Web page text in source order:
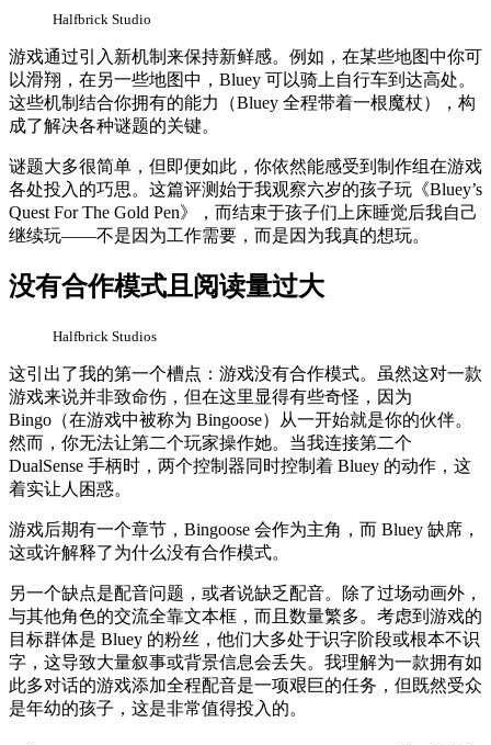
Halfbrick Studio
游戏通过引入新机制来保持新鲜感。例如，在某些地图中你可
以滑翔，在另一些地图中，Bluey 可以骑上自行车到达高处。
这些机制结合你拥有的能力（Bluey 全程带着一根魔杖），构
成了解决各种谜题的关键。
谜题大多很简单，但即便如此，你依然能感受到制作组在游戏
各处投入的巧思。这篇评测始于我观察六岁的孩子玩《Bluey’s
Quest For The Gold Pen》，而结束于孩子们上床睡觉后我自己
继续玩——不是因为工作需要，而是因为我真的想玩。
没有合作模式且阅读量过大
Halfbrick Studios
这引出了我的第一个槽点：游戏没有合作模式。虽然这对一款
游戏来说并非致命伤，但在这里显得有些奇怪，因为
Bingo（在游戏中被称为 Bingoose）从一开始就是你的伙伴。
然而，你无法让第二个玩家操作她。当我连接第二个
DualSense 手柄时，两个控制器同时控制着 Bluey 的动作，这
着实让人困惑。
游戏后期有一个章节，Bingoose 会作为主角，而 Bluey 缺席，
这或许解释了为什么没有合作模式。
另一个缺点是配音问题，或者说缺乏配音。除了过场动画外，
与其他角色的交流全靠文本框，而且数量繁多。考虑到游戏的
目标群体是 Bluey 的粉丝，他们大多处于识字阶段或根本不识
字，这导致大量叙事或背景信息会丢失。我理解为一款拥有如
此多对话的游戏添加全程配音是一项艰巨的任务，但既然受众
是年幼的孩子，这是非常值得投入的。